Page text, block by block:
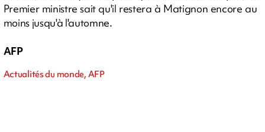
Premier ministre sait qu'il restera à Matignon encore au
moins jusqu'à l'automne.
AFP
Actualités du monde, AFP